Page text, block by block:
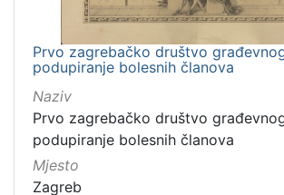
Prvo zagrebačko društvo
podupiranje bolesnih članova
Naziv
Prvo zagrebačko društvo
podupiranje bolesnih članova
Mjesto
Zagreb